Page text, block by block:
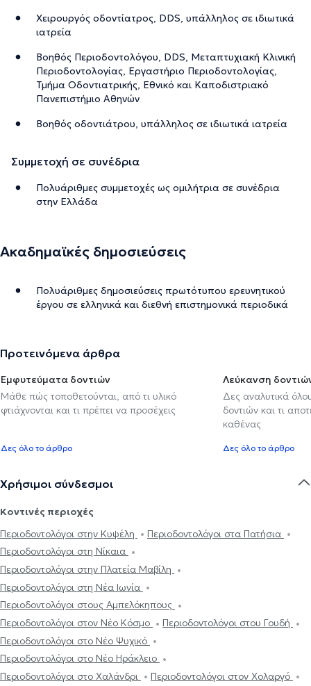
Χειρουργός οδοντίατρος, DDS, υπάλληλος σε ιδιωτικά
ιατρεία
Βοηθός Περιoδοντολόγου, DDS, Μεταπτυχιακή Κλινική
Περιοδοντολογίας, Εργαστήριο Περιοδοντολογίας,
Τμήμα Οδοντιατρικής, Εθνικό και Καποδιστριακό
Πανεπιστήμιο Αθηνών
Βοηθός οδοντιάτρου, υπάλληλος σε ιδιωτικά ιατρεία
Συμμετοχή σε συνέδρια
Πολυάριθμες συμμετοχές ως ομιλήτρια σε συνέδρια
στην Ελλάδα
Ακαδημαϊκές δημοσιεύσεις
Πολυάριθμες δημοσιεύσεις πρωτότυπου ερευνητικού
έργου σε ελληνικά και διεθνή επιστημονικά περιοδικά
Προτεινόμενα άρθρα
Εμφυτεύματα δοντιών
Μάθε πώς τοποθετούνται, από τι υλικό
φτιάχνονται και τι πρέπει να προσέχεις
Δες όλο το άρθρο
Λεύκανση
Δες αναλυτικά
δοντιών και τι
καθένας
Δες όλο το άρθρο
Χρήσιμοι σύνδεσμοι
Κοντινές περιοχές
Περιοδοντολόγοι στην Κυψέλη
Περιοδοντολόγοι στα Πατήσια
Περιοδοντολόγοι στη Νίκαια
Περιοδοντολόγοι στην Πλατεία Μαβίλη
Περιοδοντολόγοι στη Νέα Ιωνία
Περιοδοντολόγοι στους Αμπελόκηπους
Περιοδοντολόγοι στον Νέο Κόσμο
Περιοδοντολόγοι στου Γουδή
Περιοδοντολόγοι στο Νέο Ψυχικό
Περιοδοντολόγοι στο Νέο Ηράκλειο
Περιοδοντολόγοι στο Χαλάνδρι
Περιοδοντολόγοι στον Χολαργό